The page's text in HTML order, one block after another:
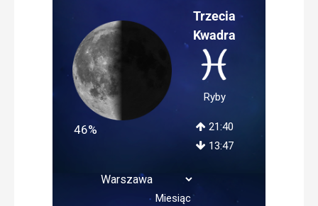
46%
Trzecia
Kwadra
Ryby
21:40
13:47
Miesiąc